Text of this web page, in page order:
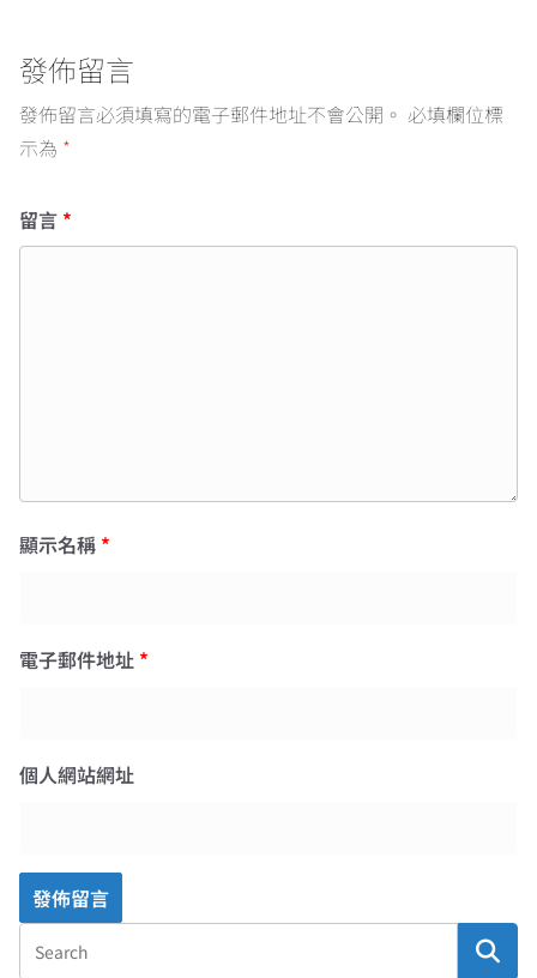
發佈留言
發佈留言必須填寫的電子郵件地址不會公開。 必填欄位標
示為 *
留言 *
顯示名稱 *
電子郵件地址 *
個人網站網址